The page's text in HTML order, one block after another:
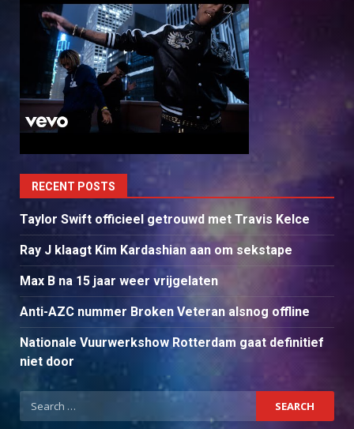
RECENT POSTS
Taylor Swift officieel getrouwd met Travis Kelce
Ray J klaagt Kim Kardashian aan om sekstape
Max B na 15 jaar weer vrijgelaten
Anti-AZC nummer Broken Veteran alsnog offline
Nationale Vuurwerkshow Rotterdam gaat definitief
niet door
Search
for: